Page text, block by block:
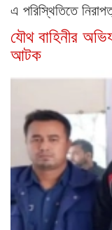
এ পরিস্থিতিতে
যৌথ বাহিনীর
আটক